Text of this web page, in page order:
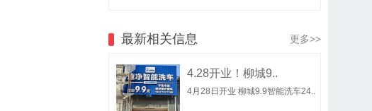
最新相关信息 更多>>
4.28开业！柳城9..
4月28日开业 柳城9.9智能洗车24..